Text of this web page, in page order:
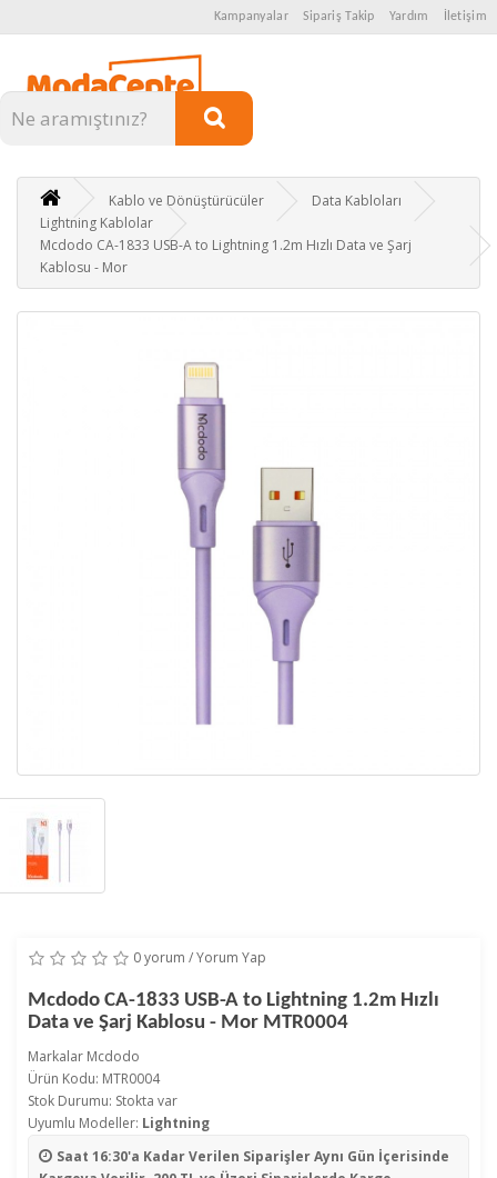
Kampanyalar Sipariş Takip Yardım İletişim
Kategoriler
Kablo ve Dönüştürücüler
Data Kabloları
Lightning Kablolar
Mcdodo CA-1833 USB-A to Lightning 1.2m Hızlı Data ve Şarj
Kablosu - Mor
0 yorum /Yorum Yap
Mcdodo CA-1833 USB-A to Lightning 1.2m Hızlı
Data ve Şarj Kablosu - Mor MTR0004
Markalar Mcdodo
Ürün Kodu: MTR0004
Stok Durumu: Stokta var
Uyumlu Modeller: Lightning
Saat 16:30'a Kadar Verilen SiparişlerAynı Gün İçerisinde